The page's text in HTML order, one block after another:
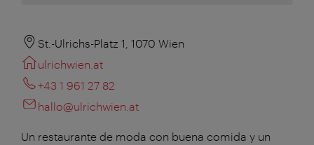
St.-Ulrichs-Platz 1, 1070 Wien
ulrichwien.at
+43 1 961 27 82
hallo@ulrichwien.at
Un restaurante de moda con buena comida y un